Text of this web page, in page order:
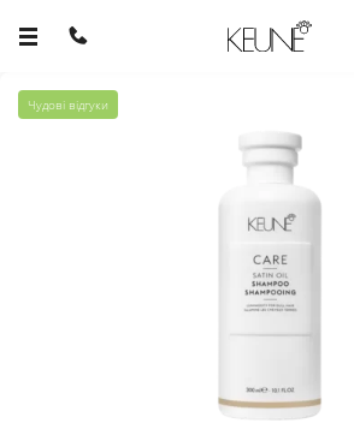
Чудові відгуки